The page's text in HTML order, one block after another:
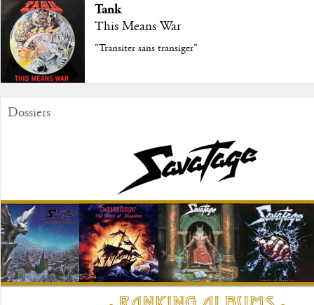
Tank
This Means War
"Transiter sans transiger"
Dossiers